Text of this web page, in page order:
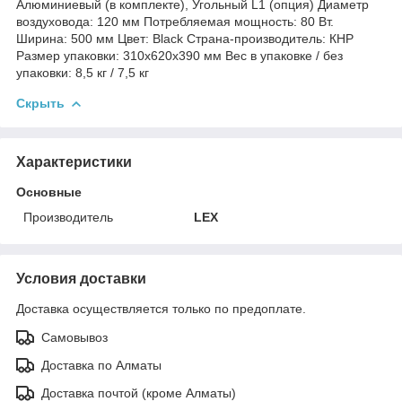
Алюминиевый (в комплекте), Угольный L1 (опция) Диаметр
воздуховода: 120 мм Потребляемая мощность: 80 Вт.
Ширина: 500 мм Цвет: Black Страна-производитель: КНР
Размер упаковки: 310х620х390 мм Вес в упаковке / без
упаковки: 8,5 кг / 7,5 кг
Скрыть
Характеристики
Основные
Производитель
LEX
Условия доставки
Доставка осуществляется только по предоплате.
Самовывоз
Доставка по Алматы
Доставка почтой (кроме Алматы)